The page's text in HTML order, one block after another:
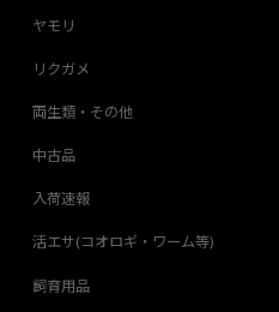
ヤモリ
リクガメ
両生類・その他
中古品
入荷速報
活エサ(コオロギ・ワーム等)
飼育用品